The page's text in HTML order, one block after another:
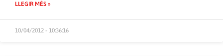
LLEGIR MÉS »
10/04/2012 - 10:36:16